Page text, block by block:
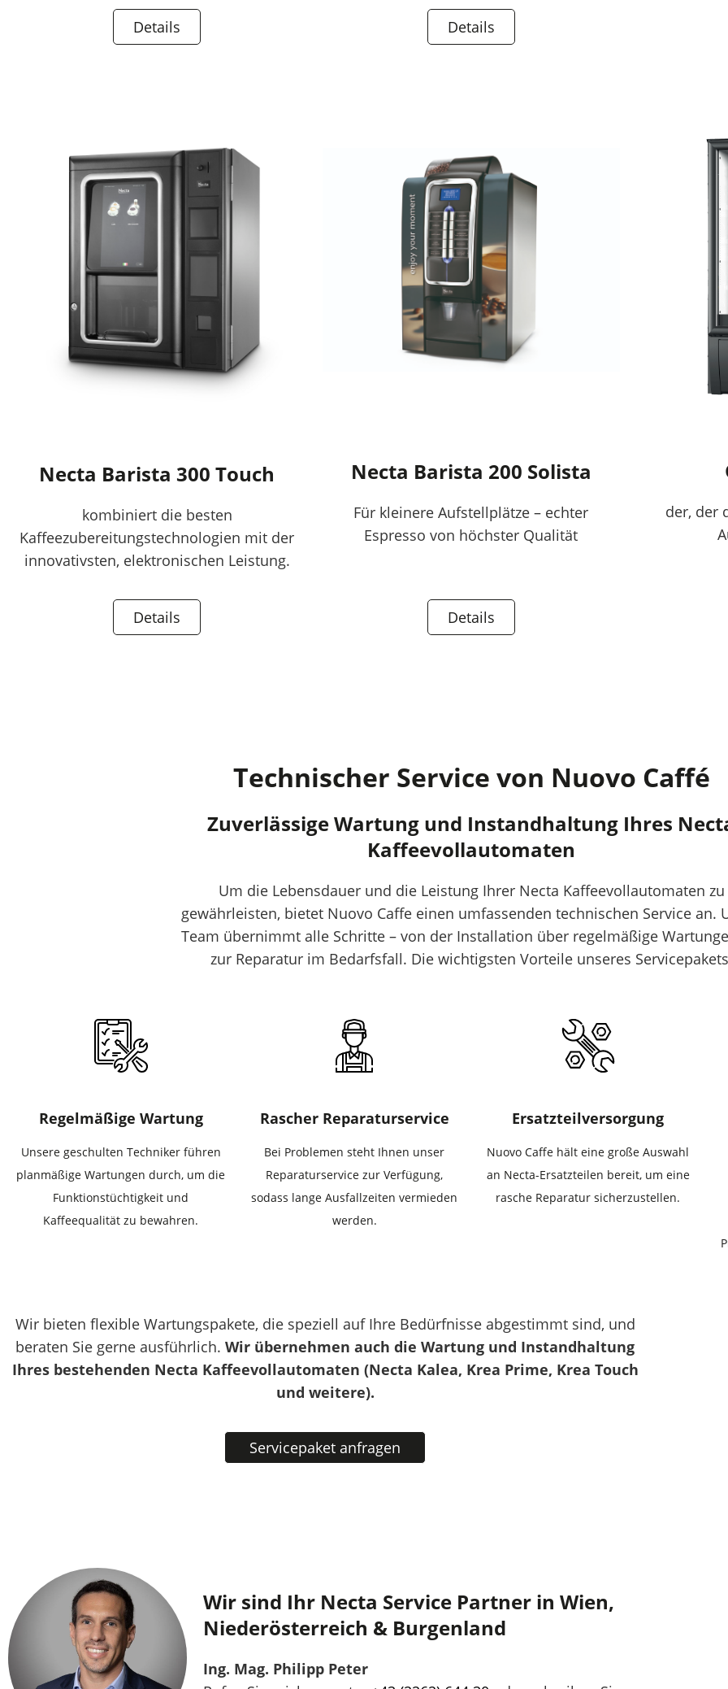
Details Details
Necta Barista 300 Touch
kombiniert die besten
Kaffeezubereitungstechnologien mit der
innovativsten, elektronischen Leistung.
Details
Necta Barista 200 Solista
Für kleinere Aufstellplätze – echter
Espresso von höchster Qualität
Details
der, der
Technischer Service von Nuovo Caffé
Zuverlässige Wartung und Instandhaltung Ihres
Kaffeevollautomaten
Um die Lebensdauer und die Leistung Ihrer Necta Kaffeevollautomaten zu
gewährleisten, bietet Nuovo Caffe einen umfassenden technischen Service an.
Team übernimmt alle Schritte – von der Installation über regelmäßige
zur Reparatur im Bedarfsfall. Die wichtigsten Vorteile unseres
Regelmäßige Wartung
Unsere geschulten Techniker führen
planmäßige Wartungen durch, um die
Funktionstüchtigkeit und
Kaffeequalität zu bewahren.
Rascher Reparaturservice
Bei Problemen steht Ihnen unser
Reparaturservice zur Verfügung,
sodass lange Ausfallzeiten vermieden
werden.
Ersatzteilversorgung
Nuovo Caffe hält eine große Auswahl
an Necta-Ersatzteilen bereit, um eine
rasche Reparatur sicherzustellen.
Wir bieten flexible Wartungspakete, die speziell auf Ihre Bedürfnisse abgestimmt sind, und
beraten Sie gerne ausführlich. Wir übernehmen auch die Wartung und Instandhaltung
Ihres bestehenden Necta Kaffeevollautomaten (Necta Kalea, Krea Prime, Krea Touch
und weitere).
Servicepaket anfragen
Wir sind Ihr Necta Service Partner in Wien,
Niederösterreich & Burgenland
Ing. Mag. Philipp Peter